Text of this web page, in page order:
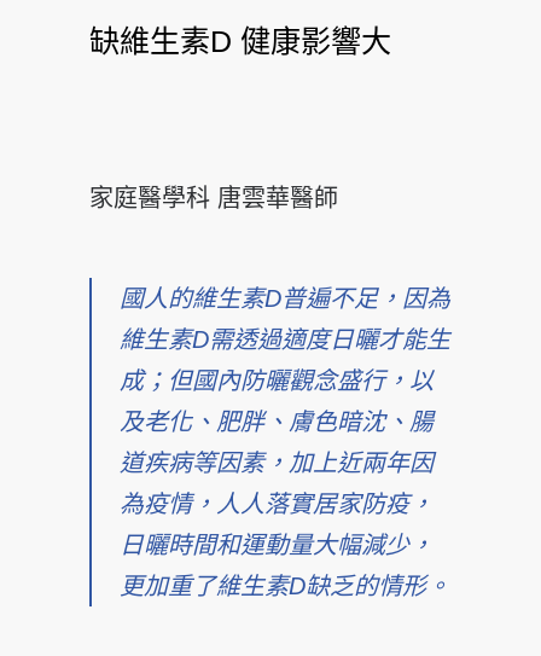
缺維生素D 健康影響大
家庭醫學科 唐雲華醫師
國人的維生素D普遍不足，因為
維生素D需透過適度日曬才能生
成；但國內防曬觀念盛行，以
及老化、肥胖、膚色暗沈、腸
道疾病等因素，加上近兩年因
為疫情，人人落實居家防疫，
日曬時間和運動量大幅減少，
更加重了維生素D缺乏的情形。